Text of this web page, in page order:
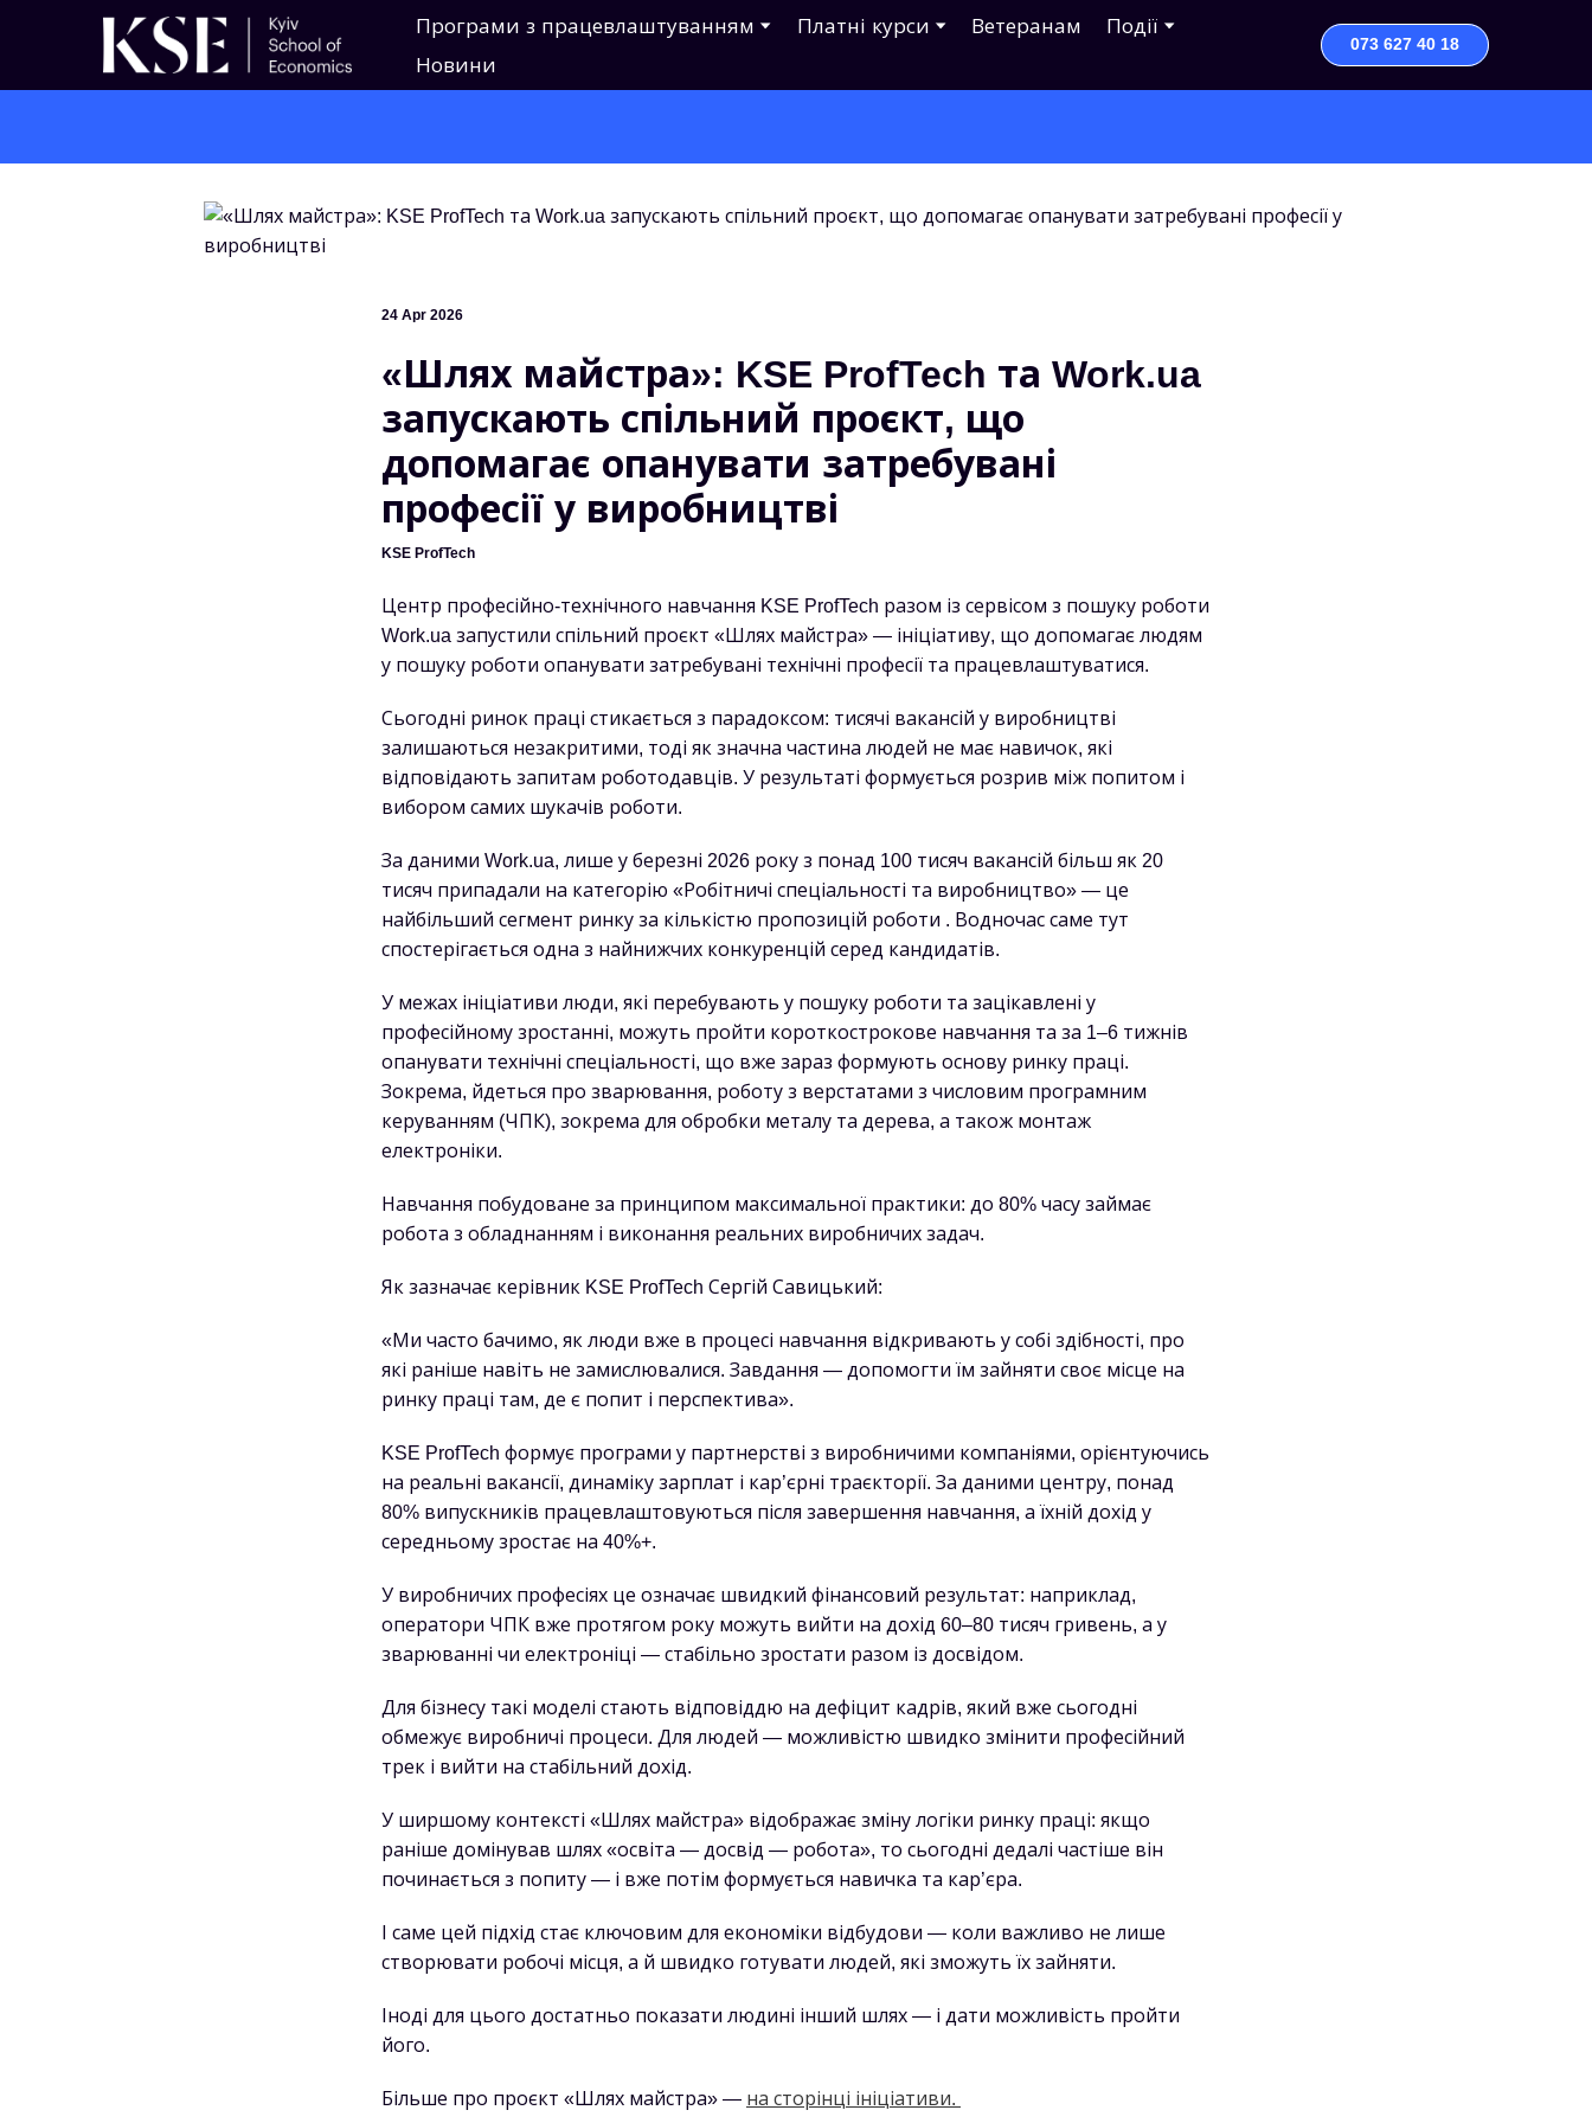
Програми з працевлаштуванням Платні курси Ветеранам
Події
Новини
073 627 40 18
24 Apr 2026
«Шлях майстра»: KSE ProfTech та Work.ua
запускають спільний проєкт, що
допомагає опанувати затребувані
професії у виробництві
KSE ProfTech
Центр професійно-технічного навчання KSE ProfTech разом із сервісом з пошуку роботи
Work.ua запустили спільний проєкт «Шлях майстра» — ініціативу, що допомагає людям
у пошуку роботи опанувати затребувані технічні професії та працевлаштуватися.
Сьогодні ринок праці стикається з парадоксом: тисячі вакансій у виробництві
залишаються незакритими, тоді як значна частина людей не має навичок, які
відповідають запитам роботодавців. У результаті формується розрив між попитом і
вибором самих шукачів роботи.
За даними Work.ua, лише у березні 2026 року з понад 100 тисяч вакансій більш як 20
тисяч припадали на категорію «Робітничі спеціальності та виробництво» — це
найбільший сегмент ринку за кількістю пропозицій роботи . Водночас саме тут
спостерігається одна з найнижчих конкуренцій серед кандидатів.
У межах ініціативи люди, які перебувають у пошуку роботи та зацікавлені у
професійному зростанні, можуть пройти короткострокове навчання та за 1–6 тижнів
опанувати технічні спеціальності, що вже зараз формують основу ринку праці.
Зокрема, йдеться про зварювання, роботу з верстатами з числовим програмним
керуванням (ЧПК), зокрема для обробки металу та дерева, а також монтаж
електроніки.
Навчання побудоване за принципом максимальної практики: до 80% часу займає
робота з обладнанням і виконання реальних виробничих задач.
Як зазначає керівник KSE ProfTech Сергій Савицький:
«Ми часто бачимо, як люди вже в процесі навчання відкривають у собі здібності, про
які раніше навіть не замислювалися. Завдання — допомогти їм зайняти своє місце на
ринку праці там, де є попит і перспектива».
KSE ProfTech формує програми у партнерстві з виробничими компаніями, орієнтуючись
на реальні вакансії, динаміку зарплат і кар’єрні траєкторії. За даними центру, понад
80% випускників працевлаштовуються після завершення навчання, а їхній дохід у
середньому зростає на 40%+.
У виробничих професіях це означає швидкий фінансовий результат: наприклад,
оператори ЧПК вже протягом року можуть вийти на дохід 60–80 тисяч гривень, а у
зварюванні чи електроніці — стабільно зростати разом із досвідом.
Для бізнесу такі моделі стають відповіддю на дефіцит кадрів, який вже сьогодні
обмежує виробничі процеси. Для людей — можливістю швидко змінити професійний
трек і вийти на стабільний дохід.
У ширшому контексті «Шлях майстра» відображає зміну логіки ринку праці: якщо
раніше домінував шлях «освіта — досвід — робота», то сьогодні дедалі частіше він
починається з попиту — і вже потім формується навичка та кар’єра.
І саме цей підхід стає ключовим для економіки відбудови — коли важливо не лише
створювати робочі місця, а й швидко готувати людей, які зможуть їх зайняти.
Іноді для цього достатньо показати людині інший шлях — і дати можливість пройти
його.
Більше про проєкт «Шлях майстра» — на сторінці ініціативи.